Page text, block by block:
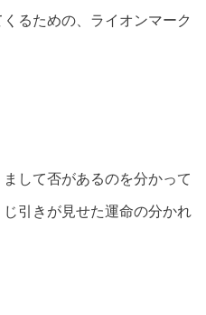
るための、ライオンマーク
して否があるのを分かって
引きが見せた運命の分かれ